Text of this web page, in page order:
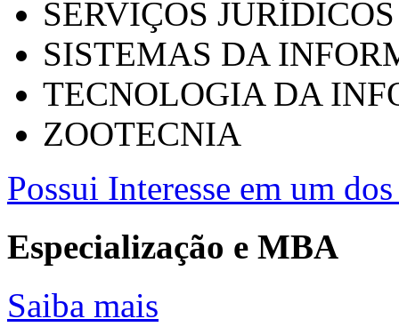
SERVIÇOS
SISTEMAS DA
TECNOLOGIA DA
ZOOTECNIA
Possui Interesse em um
Especialização e MBA
Saiba mais